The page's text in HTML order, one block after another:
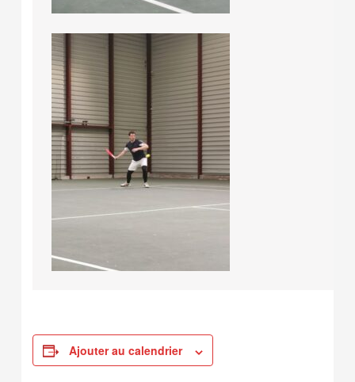
Ajouter au calendrier